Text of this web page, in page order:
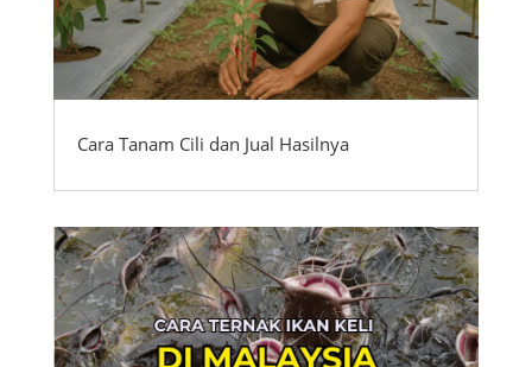
Cara Tanam Cili dan Jual Hasilnya